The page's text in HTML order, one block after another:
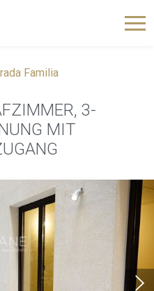
Familia
3-
MIT